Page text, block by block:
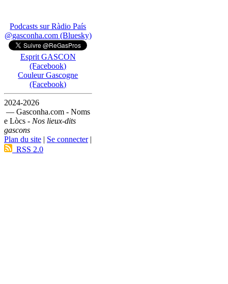
Podcasts sur Ràdio País
@gasconha.com (Bluesky)
Esprit GASCON
(Facebook)
Couleur Gascogne
(Facebook)
2024-2026
— Gasconha.com - Noms
e Lòcs - Nos lieux-dits
gascons
Plan du site | Se connecter|
RSS 2.0